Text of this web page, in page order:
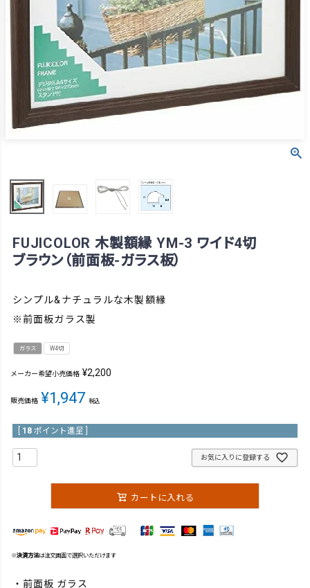
FUJICOLOR 木製額縁 YM-3 ワイド4切
ブラウン（前面板-ガラス板）
シンプル&ナチュラルな木製額縁
※前面板ガラス製
ガラス W4切
メーカー希望小売価格 ¥2,200
販売価格 ¥1,947 税込
18 ポイント進呈 ]
お気に入りに登録する
カートに入れる
※決済方法は注文画面で選択いただけます
・前面板 ガラス